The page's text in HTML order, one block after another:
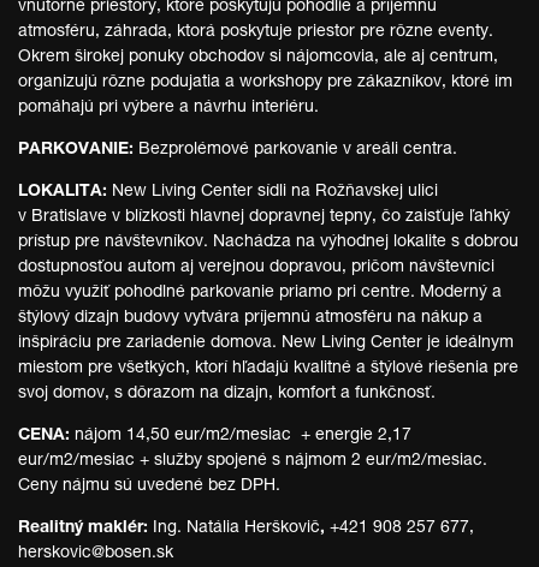
vnútorné priestory, ktoré poskytujú pohodlie a príjemnú
atmosféru, záhrada, ktorá poskytuje priestor pre rôzne eventy.
Okrem širokej ponuky obchodov si nájomcovia, ale aj centrum,
organizujú rôzne podujatia a workshopy pre zákazníkov, ktoré im
pomáhajú pri výbere a návrhu interiéru.
PARKOVANIE: Bezprolémové parkovanie v areáli centra.
LOKALITA: New Living Center sídli na Rožňavskej ulici
v Bratislave v blízkosti hlavnej dopravnej tepny, čo zaisťuje ľahký
prístup pre návštevníkov. Nachádza na výhodnej lokalite s dobrou
dostupnosťou autom aj verejnou dopravou, pričom návštevníci
môžu využiť pohodlné parkovanie priamo pri centre. Moderný a
štýlový dizajn budovy vytvára príjemnú atmosféru na nákup a
inšpiráciu pre zariadenie domova. New Living Center je ideálnym
miestom pre všetkých, ktorí hľadajú kvalitné a štýlové riešenia pre
svoj domov, s dôrazom na dizajn, komfort a funkčnosť.
CENA: nájom 14,50 eur/m2/mesiac + energie 2,17
eur/m2/mesiac + služby spojené s nájmom 2 eur/m2/mesiac.
Ceny nájmu sú uvedené bez DPH.
Realitný maklér: Ing. Natália Herškovič, +421 908 257 677,
herskovic@bosen.sk